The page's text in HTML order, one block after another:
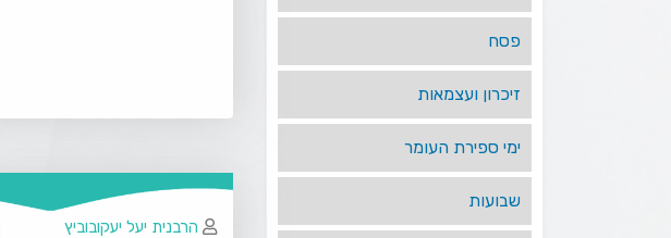
פסח
זיכרון ועצמאות
ימי ספירת העומר
שבועות
הרבנית יעל יעקובוביץ